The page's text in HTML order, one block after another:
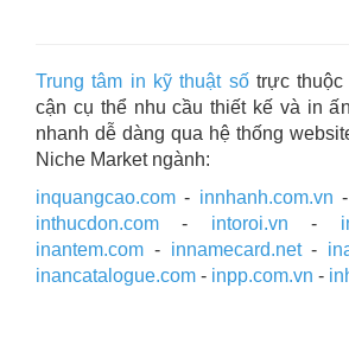
Trung tâm in kỹ thuật sốtrực thuộc
cận cụ thể nhu cầu thiết kế và in
nhanh dễ dàng qua hệ thống
Niche Market ngành:
inquangcao.com - innhanh.com.vn -
inthucdon.com - intoroi.vn -
inantem.com - innamecard.net-
inancatalogue.com - inpp.com.vn -